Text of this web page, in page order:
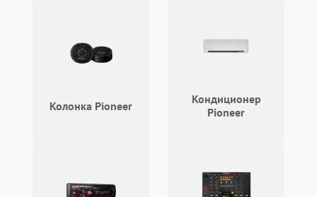
Колонка Pioneer
Кондиционер
Pioneer